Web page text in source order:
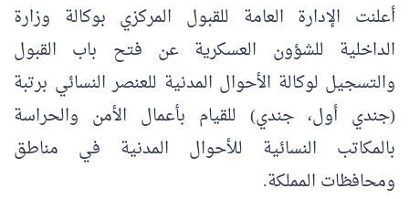
أعلنت الإدارة العامة للقبول المركزي بوكالة وزارة
الداخلية للشؤون العسكرية عن فتح باب القبول
والتسجيل لوكالة الأحوال المدنية للعنصر النسائي برتبة
(جندي أول، جندي) للقيام بأعمال الأمن والحراسة
بالمكاتب النسائية للأحوال المدنية في مناطق
ومحافظات المملكة.